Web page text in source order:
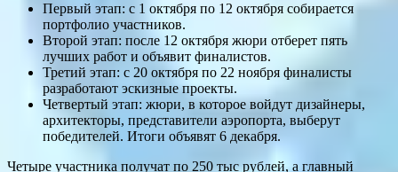
Первый этап: с 1 октября по 12 октября собирается
портфолио участников.
Второй этап: после 12 октября жюри отберет пять
лучших работ и объявит финалистов.
Третий этап: с 20 октября по 22 ноября финалисты
разработают эскизные проекты.
Четвертый этап: жюри, в которое войдут дизайнеры,
архитекторы, представители аэропорта, выберут
победителей. Итоги объявят 6 декабря.
Четыре участника получат по 250 тыс рублей, а главный